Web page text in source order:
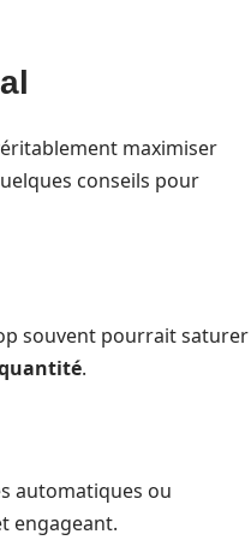
maximiser
conseils pour
souvent pourrait saturer
.
automatiques ou
engageant.